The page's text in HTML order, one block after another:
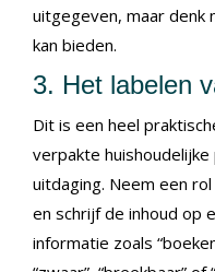
uitgegeven, maar denk
kan bieden.
3. Het labelen
Dit is een heel
verpakte
uitdaging. Neem een
en schrijf de inhoud op
informatie zoals